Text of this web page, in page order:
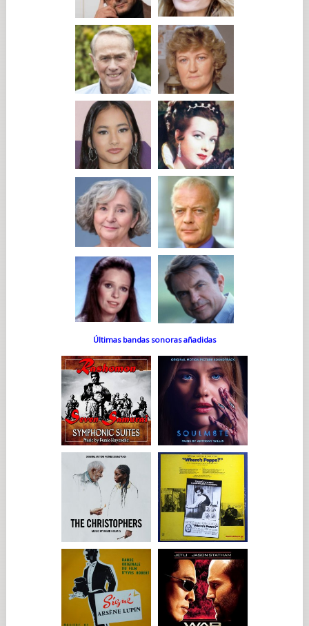
Últimas bandas sonoras añadidas